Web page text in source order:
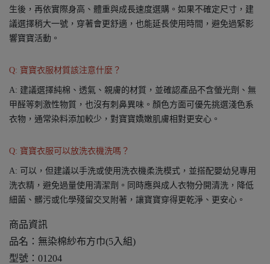
生後，再依實際身高、體重與成長速度選購。如果不確定尺寸，建
議選擇稍大一號，穿著會更舒適，也能延長使用時間，避免過緊影
響寶寶活動。
Q: 寶寶衣服材質該注意什麼？
A: 建議選擇純棉、透氣、親膚的材質，並確認產品不含螢光劑、無
甲醛等刺激性物質，也沒有刺鼻異味。顏色方面可優先挑選淺色系
衣物，通常染料添加較少，對寶寶嬌嫩肌膚相對更安心。
Q: 寶寶衣服可以放洗衣機洗嗎？
A: 可以，但建議以手洗或使用洗衣機柔洗模式，並搭配嬰幼兒專用
洗衣精，避免過量使用清潔劑。同時應與成人衣物分開清洗，降低
細菌、髒污或化學殘留交叉附著，讓寶寶穿得更乾淨、更安心。
商品資訊
品名：無染棉紗布方巾(5入組)
型號：01204